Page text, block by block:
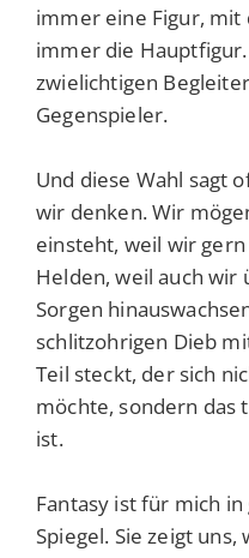
immer eine Figur,
immer die
zwielichtigen
Gegenspieler.
Und diese Wahl sagt
wir denken. Wir
einsteht, weil wir
Helden, weil auch wir
Sorgen
schlitzohrigen Dieb
Teil steckt, der sich
möchte, sondern das
ist.
Fantasy ist für mich
Spiegel. Sie zeigt